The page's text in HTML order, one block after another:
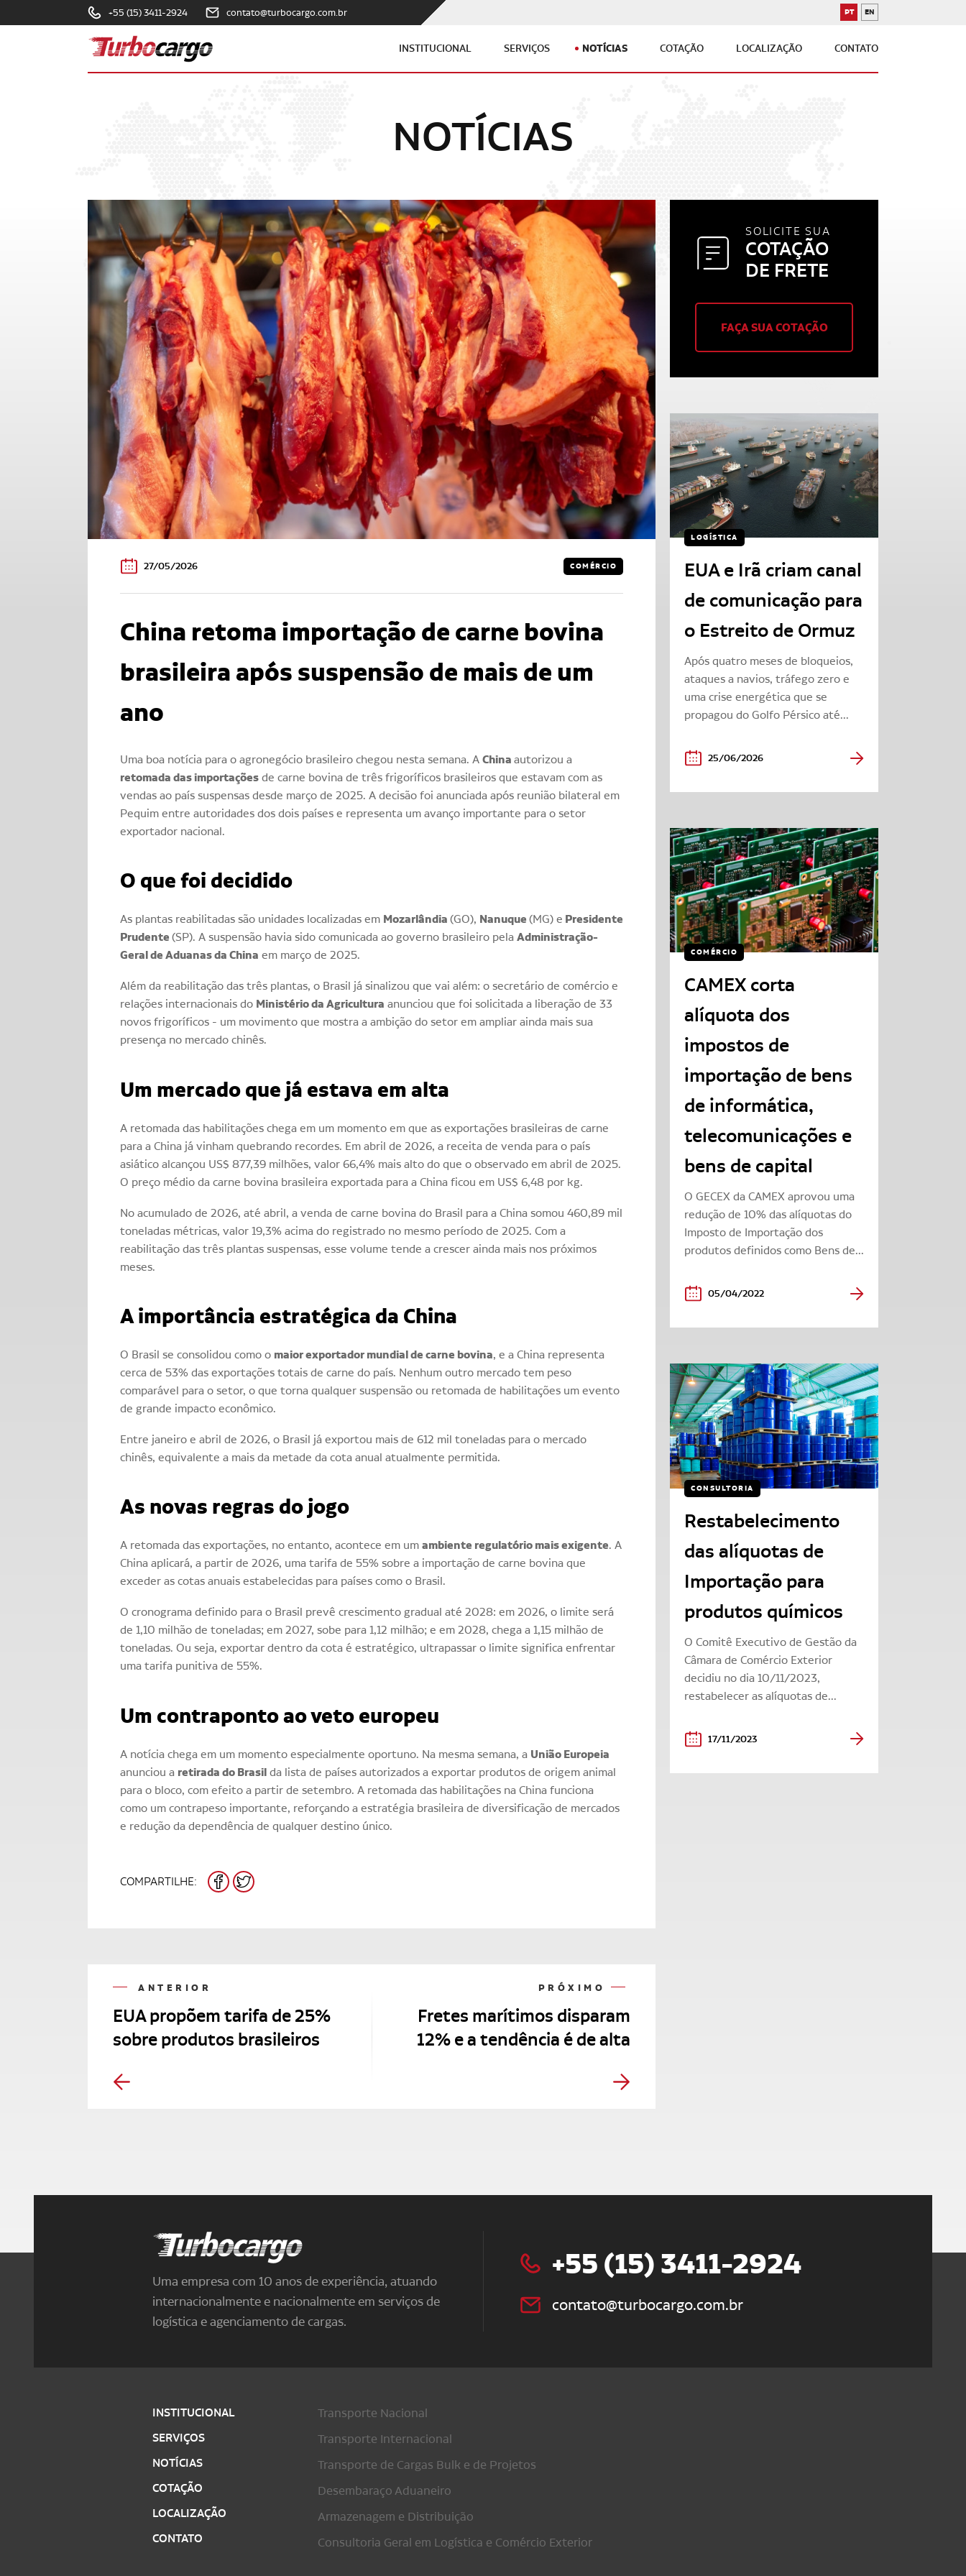
Turbocargo
INSTITUCIONAL SERVIÇOS NOTÍCIAS COTAÇÃO LOCALIZAÇÃO CONTATO
PORTUGUÊS
PT INGLÊS
EN
+55 (15) 3411-2924 contato@turbocargo.com.br
NOTÍCIAS
27/05/2026 COMÉRCIO
China retoma importação de carne bovina
brasileira após suspensão de mais de um
ano
Uma boa notícia para o agronegócio brasileiro chegou nesta semana. A China autorizou a
retomada das importações de carne bovina de três frigoríficos brasileiros que estavam com as
vendas ao país suspensas desde março de 2025. A decisão foi anunciada após reunião bilateral em
Pequim entre autoridades dos dois países e representa um avanço importante para o setor
exportador nacional.
O que foi decidido
As plantas reabilitadas são unidades localizadas em Mozarlândia (GO), Nanuque (MG) e Presidente
Prudente (SP). A suspensão havia sido comunicada ao governo brasileiro pela Administração-
Geral de Aduanas da China em março de 2025.
Além da reabilitação das três plantas, o Brasil já sinalizou que vai além: o secretário de comércio e
relações internacionais do Ministério da Agricultura anunciou que foi solicitada a liberação de 33
novos frigoríficos - um movimento que mostra a ambição do setor em ampliar ainda mais sua
presença no mercado chinês.
Um mercado que já estava em alta
A retomada das habilitações chega em um momento em que as exportações brasileiras de carne
para a China já vinham quebrando recordes. Em abril de 2026, a receita de venda para o país
asiático alcançou US$ 877,39 milhões, valor 66,4% mais alto do que o observado em abril de 2025.
O preço médio da carne bovina brasileira exportada para a China ficou em US$ 6,48 por kg.
No acumulado de 2026, até abril, a venda de carne bovina do Brasil para a China somou 460,89 mil
toneladas métricas, valor 19,3% acima do registrado no mesmo período de 2025. Com a
reabilitação das três plantas suspensas, esse volume tende a crescer ainda mais nos próximos
meses.
A importância estratégica da China
O Brasil se consolidou como o maior exportador mundial de carne bovina, e a China representa
cerca de 53% das exportações totais de carne do país. Nenhum outro mercado tem peso
comparável para o setor, o que torna qualquer suspensão ou retomada de habilitações um evento
de grande impacto econômico.
Entre janeiro e abril de 2026, o Brasil já exportou mais de 612 mil toneladas para o mercado
chinês, equivalente a mais da metade da cota anual atualmente permitida.
As novas regras do jogo
A retomada das exportações, no entanto, acontece em um ambiente regulatório mais exigente. A
China aplicará, a partir de 2026, uma tarifa de 55% sobre a importação de carne bovina que
exceder as cotas anuais estabelecidas para países como o Brasil.
O cronograma definido para o Brasil prevê crescimento gradual até 2028: em 2026, o limite será
de 1,10 milhão de toneladas; em 2027, sobe para 1,12 milhão; e em 2028, chega a 1,15 milhão de
toneladas. Ou seja, exportar dentro da cota é estratégico, ultrapassar o limite significa enfrentar
uma tarifa punitiva de 55%.
Um contraponto ao veto europeu
A notícia chega em um momento especialmente oportuno. Na mesma semana, a União Europeia
anunciou a retirada do Brasil da lista de países autorizados a exportar produtos de origem animal
para o bloco, com efeito a partir de setembro. A retomada das habilitações na China funciona
como um contrapeso importante, reforçando a estratégia brasileira de diversificação de mercados
e redução da dependência de qualquer destino único.
COMPARTILHE: FACEBOOK
TWITTER
ANTERIOR
EUA propõem tarifa de 25%
sobre produtos brasileiros
PRÓXIMO
Fretes marítimos disparam
12% e a tendência é de alta
SOLICITE SUA
COTAÇÃO
DE FRETE
FAÇA SUA COTAÇÃO
LOGÍSTICA
EUA e Irã criam canal
de comunicação para
o Estreito de Ormuz
Após quatro meses de bloqueios,
ataques a navios, tráfego zero e
uma crise energética que se
propagou do Golfo Pérsico até...
25/06/2026
COMÉRCIO
CAMEX corta
alíquota dos
impostos de
importação de bens
de informática,
telecomunicações e
bens de capital
O GECEX da CAMEX aprovou uma
redução de 10% das alíquotas do
Imposto de Importação dos
produtos definidos como Bens de...
05/04/2022
CONSULTORIA
Restabelecimento
das alíquotas de
Importação para
produtos químicos
O Comitê Executivo de Gestão da
Câmara de Comércio Exterior
decidiu no dia 10/11/2023,
restabelecer as alíquotas de...
17/11/2023
Turbocargo
Uma empresa com 10 anos de experiência, atuando
internacionalmente e nacionalmente em serviços de
logística e agenciamento de cargas.
+55 (15) 3411-2924
contato@turbocargo.com.br
INSTITUCIONAL
SERVIÇOS
NOTÍCIAS
COTAÇÃO
LOCALIZAÇÃO
CONTATO
Transporte Nacional
Transporte Internacional
Transporte de Cargas Bulk e de Projetos
Desembaraço Aduaneiro
Armazenagem e Distribuição
Consultoria Geral em Logística e Comércio Exterior